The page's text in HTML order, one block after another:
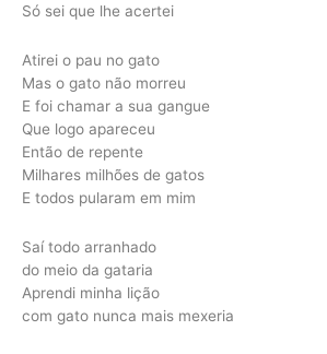
Só sei que lhe acertei
Atirei o pau no gato
Mas o gato não morreu
E foi chamar a sua gangue
Que logo apareceu
Então de repente
Milhares milhões de gatos
E todos pularam em mim
Saí todo arranhado
do meio da gataria
Aprendi minha lição
com gato nunca mais mexeria